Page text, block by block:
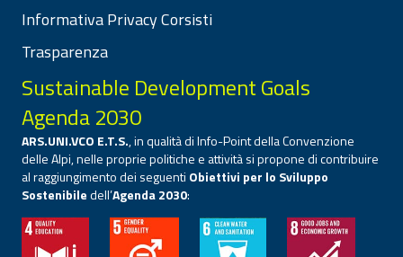
Informativa Privacy Corsisti
Trasparenza
Sustainable Development Goals
Agenda 2030
ARS.UNI.VCO E.T.S., in qualità di Info-Point della Convenzione
delle Alpi, nelle proprie politiche e attività si propone di contribuire
al raggiungimento dei seguenti Obiettivi per lo Sviluppo
Sostenibiledell’Agenda 2030: